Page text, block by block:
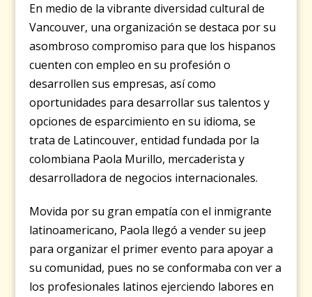
En medio de la vibrante diversidad cultural de
Vancouver, una organización se destaca por su
asombroso compromiso para que los hispanos
cuenten con empleo en su profesión o
desarrollen sus empresas, así como
oportunidades para desarrollar sus talentos y
opciones de esparcimiento en su idioma, se
trata de Latincouver, entidad fundada por la
colombiana Paola Murillo, mercaderista y
desarrolladora de negocios internacionales.
Movida por su gran empatía con el inmigrante
latinoamericano, Paola llegó a vender su jeep
para organizar el primer evento para apoyar a
su comunidad, pues no se conformaba con ver a
los profesionales latinos ejerciendo labores en